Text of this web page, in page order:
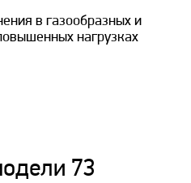
в газообразных и
нагрузках
73